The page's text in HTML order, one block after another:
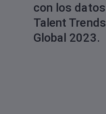
con los
Talent
Global 2023.